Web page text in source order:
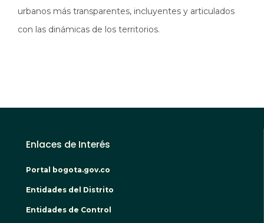
urbanos más transparentes, incluyentes y articulados
con las dinámicas de los territorios.
Enlaces de Interés
Portal bogota.gov.co
Entidades del Distrito
Entidades de Control